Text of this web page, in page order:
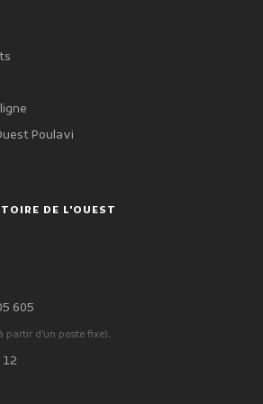
Poulavi
DE L'OUEST
605
partir d'un poste fixe).
12